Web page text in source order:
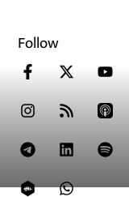
Follow